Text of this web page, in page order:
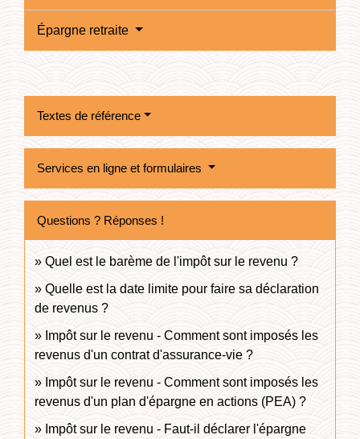
Épargne retraite
Textes de référence
Services en ligne et formulaires
Questions ? Réponses !
Quel est le barème de l'impôt sur le revenu ?
Quelle est la date limite pour faire sa déclaration
de revenus ?
Impôt sur le revenu - Comment sont imposés les
revenus d'un contrat d'assurance-vie ?
Impôt sur le revenu - Comment sont imposés les
revenus d'un plan d'épargne en actions (PEA) ?
Impôt sur le revenu - Faut-il déclarer l'épargne